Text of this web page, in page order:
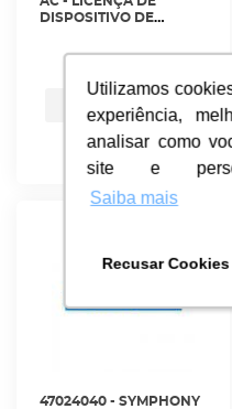
Utilizamos
experiência,
analisar como
site e
Saiba mais
Recusar Cookies
Utilizamos
experiência,
analisar como
site e
Saiba mais
Recusar Cookies
DISPOSITIVO DE
SYMPHONY -
SENSTAR
ver mais
Orçamento
47024040 - SYMPHONY